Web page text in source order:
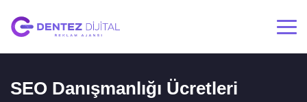
SEO Danışmanlığı Ücretleri